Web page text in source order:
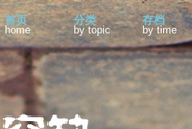
首页
home
分类
by topic
存档
by time